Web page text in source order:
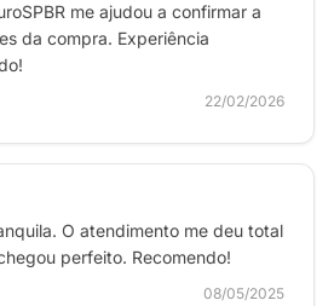
40 horas de duração
facilmente conteúdo como
e muito mais com o
me ajudou a confirmar a
da compra. Experiência
22/02/2026
O atendimento me deu total
perfeito. Recomendo!
08/05/2025